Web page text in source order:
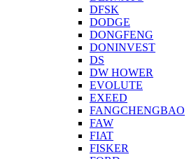
DFSK
DODGE
DONGFENG
DONINVEST
DS
DW HOWER
EVOLUTE
EXEED
FANGCHENGBAO
FAW
FIAT
FISKER